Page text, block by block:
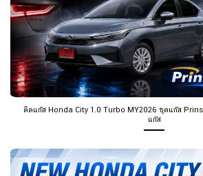
ติดแก๊ส Honda City 1.0 Turbo MY2026 ชุดแก๊ส
แก๊ส